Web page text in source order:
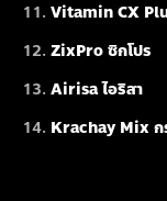
Vitamin CX
ZixPro ซิกโปร
Airisa ไอริสา
Krachay Mix ก